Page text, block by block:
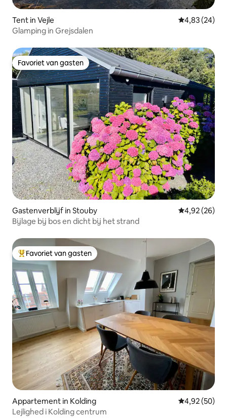
Tent in Vejle Gemiddelde
4,83 (24)
Glamping in Grejsdalen
Favoriet van gasten
Favoriet van gasten
Gastenverblijf in Stouby Gemiddelde
4,92 (26)
Bijlage bij bos en dicht bij het strand
Topfavoriet van gasten
Favoriet van gasten
Appartement in Kolding Gemiddelde
4,92 (50)
Lejlighed i Kolding centrum